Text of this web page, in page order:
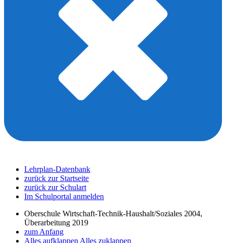
Lehrplan-Datenbank
zurück zur Startseite
zurück zur Schulart
Im Schulportal anmelden
Oberschule Wirtschaft-Technik-Haushalt/Soziales 2004,
Überarbeitung 2019
zum Anfang
Alles aufklappen Alles zuklappen